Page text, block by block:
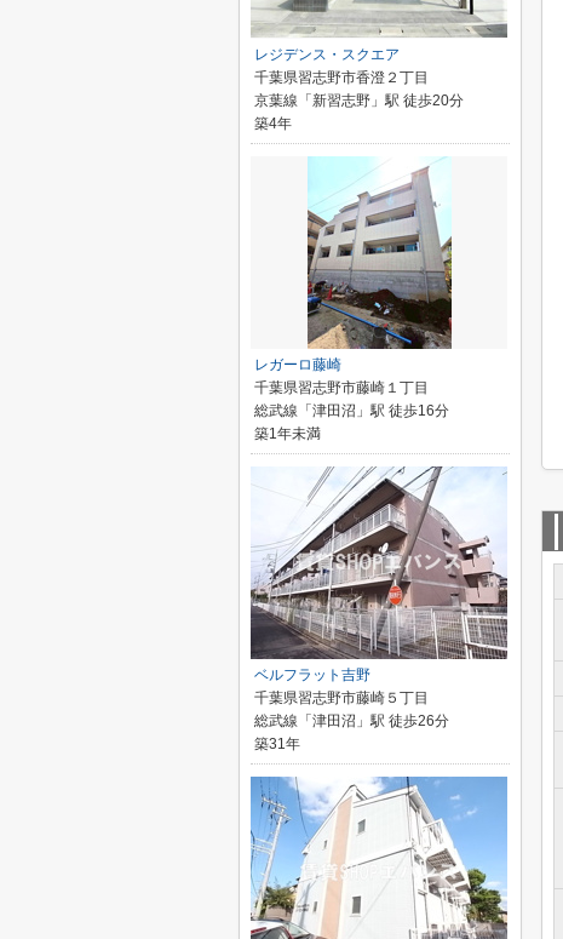
レジデンス・スクエア
千葉県習志野市香澄２丁目
京葉線「新習志野」駅 徒歩20分
築4年
レガーロ藤崎
千葉県習志野市藤崎１丁目
総武線「津田沼」駅 徒歩16分
築1年未満
ベルフラット吉野
千葉県習志野市藤崎５丁目
総武線「津田沼」駅 徒歩26分
築31年